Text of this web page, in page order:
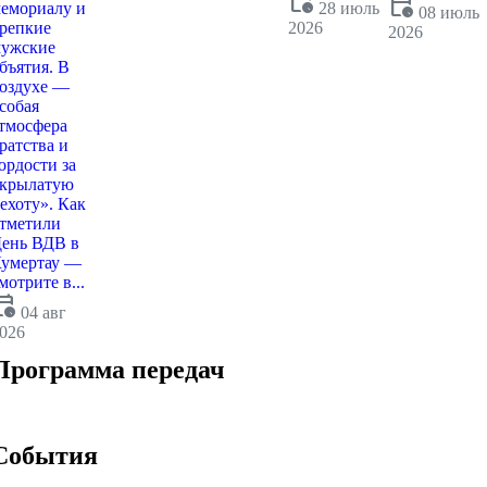
и
В
—
и
за
Как
ВДВ в
—
в...
04 авг
28 июль
2026
08 июль
2026
передач